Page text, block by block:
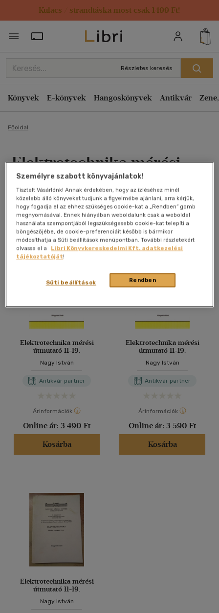
Kulacs / strandtáska most csak 1499 Ft!
Törzsvásárlói Kártya adatai
Részletes keresés
Könyvek E-könyvek Hangoskönyvek Antikvár
Főoldal
Elektrotechnika mérési
útmutató 11-19.
Nagy István
Antikvár könyv (3db)
Elektrotechnika mérési
útmutató 11-19.
Nagy István
Antikvár partner
Árinformációk
Online ár: 3 490 Ft
Kosárba
Elektrotechnika mérési
útmutató 11-19.
Nagy István
Antikvár partner
Árinformációk
Online ár: 3 590 Ft
Kosárba
Elektrotechnika mérési
útmutató 11-19.
Nagy István
Személyre szabott könyvajánlatok!
Tisztelt Vásárlónk! Annak érdekében, hogy az ízléséhez minél
közelebb álló könyveket tudjunk a figyelmébe ajánlani, arra kérjük,
hogy fogadja el az ehhez szükséges cookie-kat a „Rendben” gomb
megnyomásával. Ennek hiányában weboldalunk csak a weboldal
használata szempontjából legszükségesebb cookie-kat telepíti a
böngészőjébe, de cookie-preferenciáit később is bármikor
módosíthatja a Süti beállítások menüpontban. További részletekért
olvassa el a
Libri Könyvkereskedelmi Kft. adatkezelési
tájékoztatóját!
Rendben
Süti beállítások